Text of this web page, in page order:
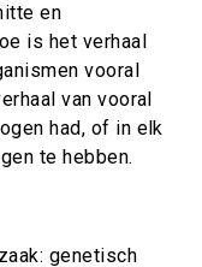
en
is het verhaal
vooral
van vooral
had, of in elk
te hebben.
genetisch